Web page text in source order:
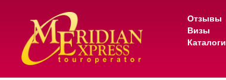
Отзывы
Визы
Каталоги